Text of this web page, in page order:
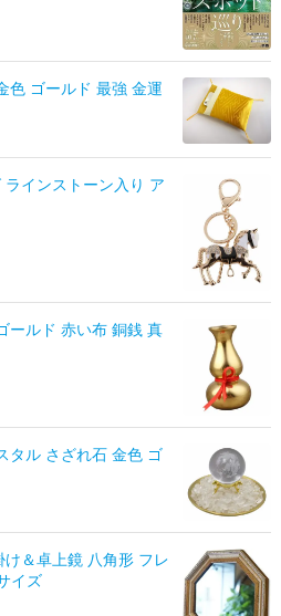
色 ゴールド 最強 金運
インストーン入り ア
ールド 赤い布 銅銭 真
タル さざれ石 金色 ゴ
＆卓上鏡 八角形 フレ
イズ